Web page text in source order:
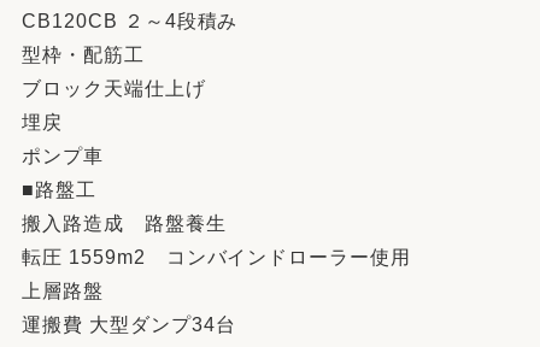
CB120CB ２～4段積み
型枠・配筋工
ブロック天端仕上げ
埋戻
ポンプ車
■路盤工
搬入路造成 路盤養生
転圧 1559m2 コンバインドローラー使用
上層路盤
運搬費 大型ダンプ34台